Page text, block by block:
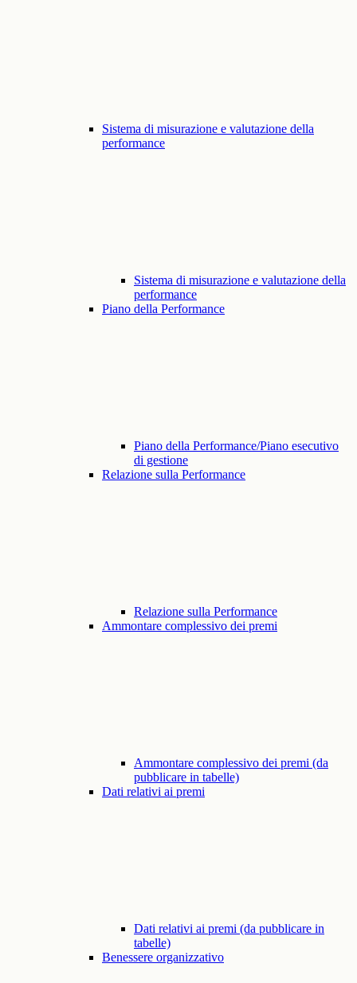
Sistema di misurazione e valutazione della
performance
Sistema di misurazione e valutazione della
performance
Piano della Performance
Piano della Performance/Piano esecutivo
di gestione
Relazione sulla Performance
Relazione sulla Performance
Ammontare complessivo dei premi
Ammontare complessivo dei premi (da
pubblicare in tabelle)
Dati relativi ai premi
Dati relativi ai premi (da pubblicare in
tabelle)
Benessere organizzativo